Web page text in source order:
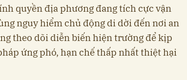
quyền địa phương đang tích cực vận
nguy hiểm chủ động di dời đến nơi an
theo dõi diễn biến hiện trường để kịp
ứng phó, hạn chế thấp nhất thiệt hại